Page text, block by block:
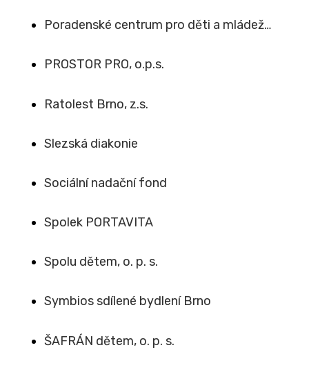
Poradenské centrum pro děti a mládež…
PROSTOR PRO, o.p.s.
Ratolest Brno, z.s.
Slezská diakonie
Sociální nadační fond
Spolek PORTAVITA
Spolu dětem, o. p. s.
Symbios sdílené bydlení Brno
ŠAFRÁN dětem, o. p. s.